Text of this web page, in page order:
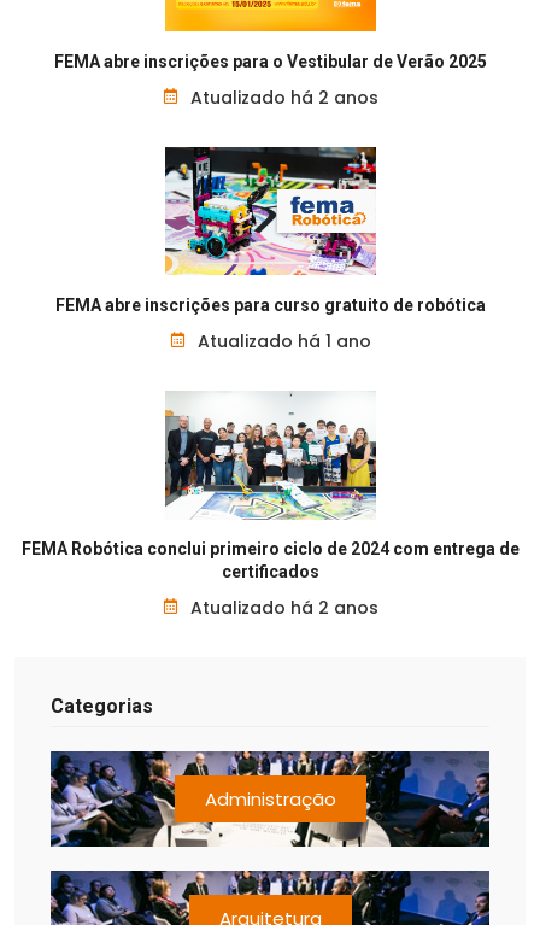
FEMA abre inscrições para o Vestibular de Verão 2025
Atualizado há 2 anos
FEMA abre inscrições para curso gratuito de robótica
Atualizado há 1 ano
FEMA Robótica conclui primeiro ciclo de 2024 com entrega de
certificados
Atualizado há 2 anos
Categorias
Administração
Arquitetura